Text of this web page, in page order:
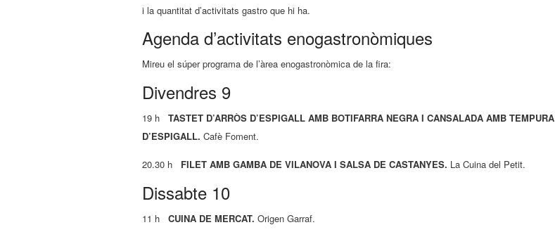
i la quantitat d’activitats gastro que hi ha.
Agenda d’activitats enogastronòmiques
Mireu el súper programa de l’àrea enogastronòmica de la fira:
Divendres 9
19 h TASTET D’ARRÒS D’ESPIGALL AMB BOTIFARRA NEGRA I CANSALADA AMB TEMPURA
D’ESPIGALL. Cafè Foment.
20.30 h FILET AMB GAMBA DE VILANOVA I SALSA DE CASTANYES. La Cuina del Petit.
Dissabte 10
11 h CUINA DE MERCAT. Origen Garraf.